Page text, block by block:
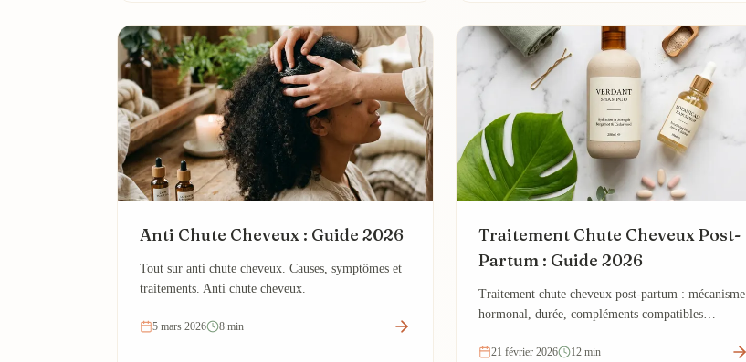
Anti Chute Cheveux : Guide 2026
Tout sur anti chute cheveux. Causes, symptômes et
traitements. Anti chute cheveux.
5 mars 2026 8 min
Traitement Chute Cheveux Post-
Partum : Guide 2026
Traitement chute cheveux post-partum : mécanisme
hormonal, durée, compléments compatibles
consulter.
21 février 2026 12 min